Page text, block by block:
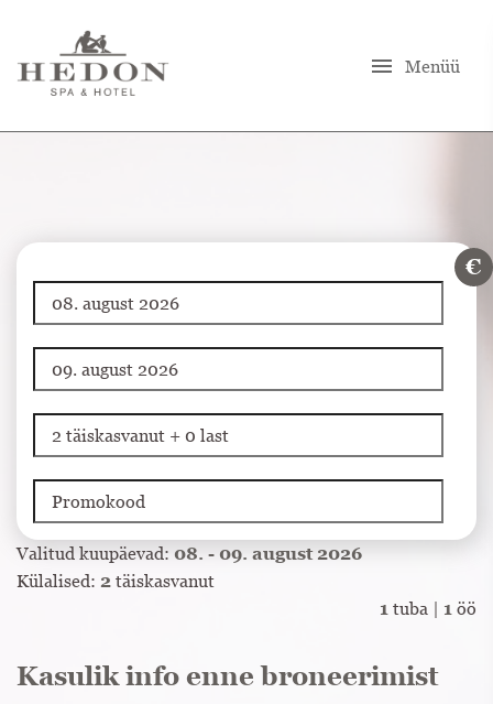
menu Menüü
€
Valitud kuupäevad: 08. - 09. august 2026
Külalised: 2 täiskasvanut
1 tuba | 1 öö
Kasulik info enne broneerimist